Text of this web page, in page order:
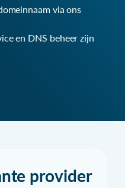
via ons
en DNS beheer zijn
provider